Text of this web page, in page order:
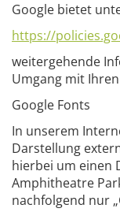
Google bietet
https://
weitergehende
Umgang mit
Google Fonts
In unserem
Darstellung
hierbei um einen
Amphitheatre
nachfolgend nur